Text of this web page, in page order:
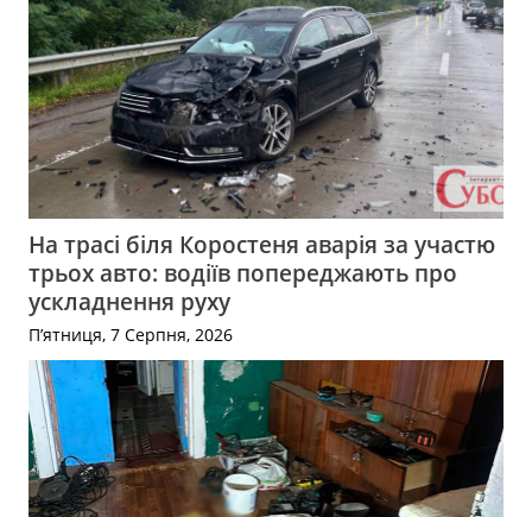
На трасі біля Коростеня аварія за участю
трьох авто: водіїв попереджають про
ускладнення руху
П’ятниця, 7 Серпня, 2026